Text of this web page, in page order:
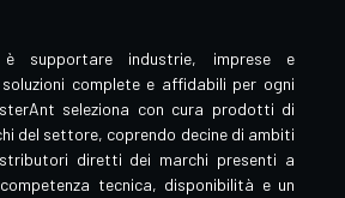
supportare industrie, imprese e
complete e affidabili per ogni
seleziona con cura prodotti di
del settore, coprendo decine di ambiti
diretti dei marchi presenti a
tecnica, disponibilità e un